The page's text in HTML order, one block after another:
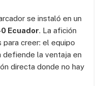
se instaló en un
Ecuador. La afición
creer: el equipo
defiende la ventaja en
directa donde no hay